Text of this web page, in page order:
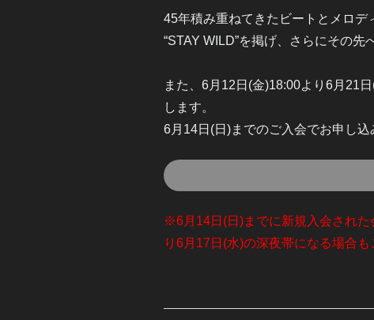
45年積み重ねてきたビートとメロデ
“STAY WILD”を掲げ、さらにその先
また、6月12日(金)18:00より6月21
します。
6月14日(日)までのご入会でお申し
※6月14日(日)までに新規入会された
り6月17日(水)の深夜帯になる場合